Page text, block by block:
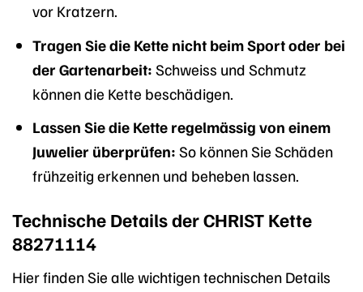
vor Kratzern.
Tragen Sie die Kette nicht beim Sport oder bei
der Gartenarbeit: Schweiss und Schmutz
können die Kette beschädigen.
Lassen Sie die Kette regelmässig von einem
Juwelier überprüfen: So können Sie Schäden
frühzeitig erkennen und beheben lassen.
Technische Details der CHRIST Kette
88271114
Hier finden Sie alle wichtigen technischen Details